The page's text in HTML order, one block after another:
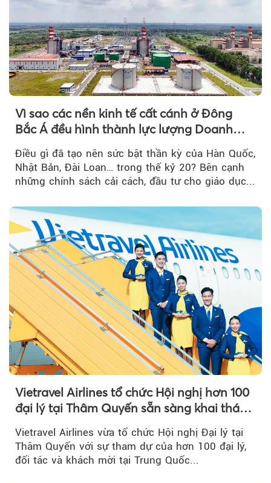
Vì sao các nền kinh tế cất cánh ở Đông
Bắc Á đều hình thành lực lượng Doanh
nghiệp Quốc gia?
Điều gì đã tạo nên sức bật thần kỳ của Hàn Quốc,
Nhật Bản, Đài Loan… trong thế kỷ 20? Bên cạnh
những chính sách cải cách, đầu tư cho giáo dục...
Vietravel Airlines tổ chức Hội nghị hơn 100
đại lý tại Thâm Quyến sẵn sàng khai thác
đường bay thẳng TP.HCM - Thâm Quyến
Vietravel Airlines vừa tổ chức Hội nghị Đại lý tại
Thâm Quyến với sự tham dự của hơn 100 đại lý,
đối tác và khách mời tại Trung Quốc...